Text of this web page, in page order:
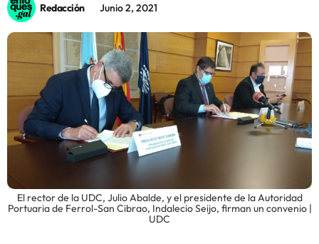
Sostenibilidad
Innova
Redacción Junio 2, 2021
El rector de la UDC, Julio Abalde, y el presidente de la Autoridad
Portuaria de Ferrol-San Cibrao, Indalecio Seijo, firman un convenio |
UDC